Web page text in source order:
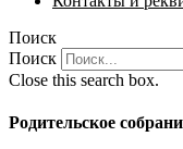
Поиск
Поиск
Close this search box.
Родительское